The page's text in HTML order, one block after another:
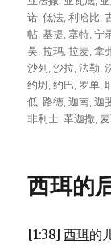
诺 ,低法 ,利哈比 ,
帖 ,基提 塞特 ,宁
吴 ,拉玛 ,拉麦 ,拿
沙列 ,沙拉 ,法勒 ,
约坍 ,约巴 罗单 ,
低 路德 ,迦南 ,迦
非利士 ,革迦撒
西珥的
[1:38]西珥的